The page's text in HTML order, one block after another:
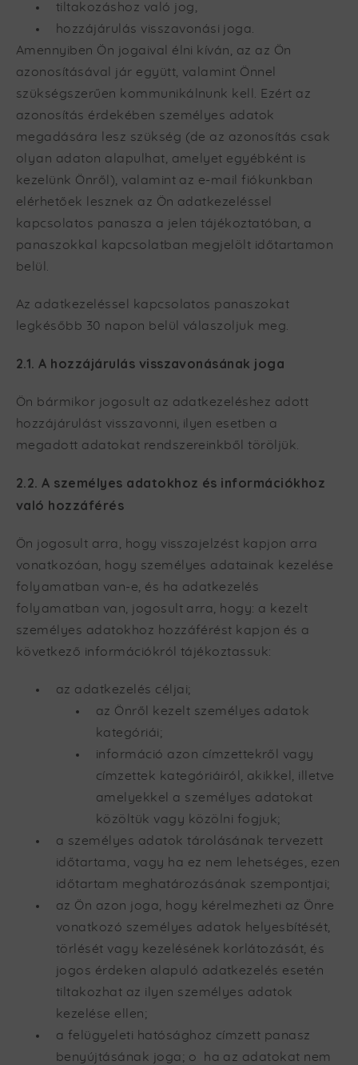
tiltakozáshoz való jog,
hozzájárulás visszavonási joga.
Amennyiben Ön jogaival élni kíván, az az Ön
azonosításával jár együtt, valamint Önnel
szükségszerűen kommunikálnunk kell. Ezért az
azonosítás érdekében személyes adatok
megadására lesz szükség (de az azonosítás csak
olyan adaton alapulhat, amelyet egyébként is
kezelünk Önről), valamint az e-mail fiókunkban
elérhetőek lesznek az Ön adatkezeléssel
kapcsolatos panasza a jelen tájékoztatóban, a
panaszokkal kapcsolatban megjelölt időtartamon
belül.
Az adatkezeléssel kapcsolatos panaszokat
legkésőbb 30 napon belül válaszoljuk meg.
2.1. A hozzájárulás visszavonásának joga
Ön bármikor jogosult az adatkezeléshez adott
hozzájárulást visszavonni, ilyen esetben a
megadott adatokat rendszereinkből töröljük.
2.2. A személyes adatokhoz és információkhoz
való hozzáférés
Ön jogosult arra, hogy visszajelzést kapjon arra
vonatkozóan, hogy személyes adatainak kezelése
folyamatban van-e, és ha adatkezelés
folyamatban van, jogosult arra, hogy: a kezelt
személyes adatokhoz hozzáférést kapjon és a
következő információkról tájékoztassuk:
az adatkezelés céljai;
az Önről kezelt személyes adatok
kategóriái;
információ azon címzettekről vagy
címzettek kategóriáiról, akikkel, illetve
amelyekkel a személyes adatokat
közöltük vagy közölni fogjuk;
a személyes adatok tárolásának tervezett
időtartama, vagy ha ez nem lehetséges, ezen
időtartam meghatározásának szempontjai;
az Ön azon joga, hogy kérelmezheti az Önre
vonatkozó személyes adatok helyesbítését,
törlését vagy kezelésének korlátozását, és
jogos érdeken alapuló adatkezelés esetén
tiltakozhat az ilyen személyes adatok
kezelése ellen;
a felügyeleti hatósághoz címzett panasz
benyújtásának joga; o ha az adatokat nem